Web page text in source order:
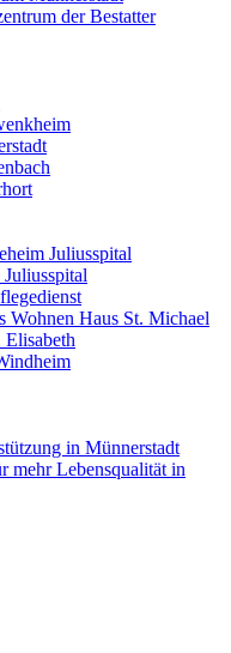
der Bestatter
Juliusspital
Juliusspital
Wohnen Haus St. Michael
Elisabeth
in Münnerstadt
mehr Lebensqualität in